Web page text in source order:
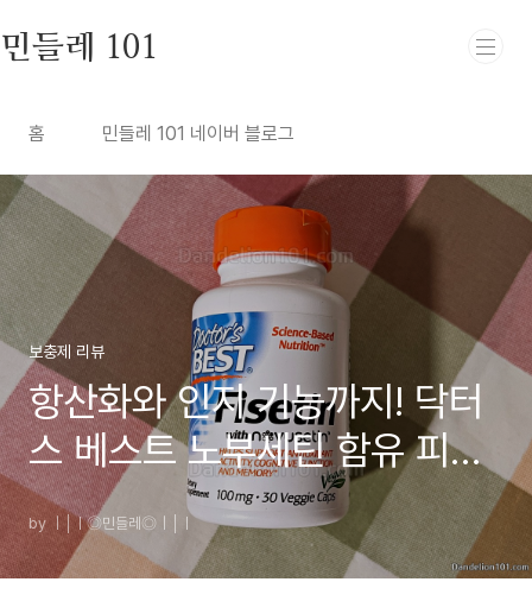
민들레 101
홈 민들레 101 네이버 블로그
보충제 리뷰
항산화와 인지 기능까지! 닥터
스 베스트 노부세틴 함유 피세
틴 리뷰
by ｜│ㅣ◎민들레◎｜│ㅣ